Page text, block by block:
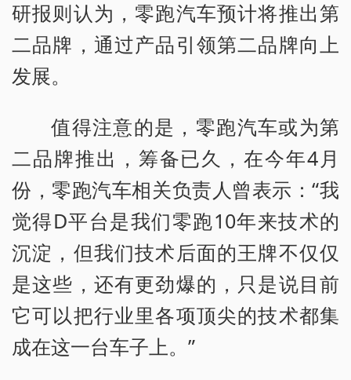
研报则认为，零跑汽车预计将推出第
二品牌，通过产品引领第二品牌向上
发展。
值得注意的是，零跑汽车或为第
二品牌推出，筹备已久，在今年4月
份，零跑汽车相关负责人曾表示：“我
觉得D平台是我们零跑10年来技术的
沉淀，但我们技术后面的王牌不仅仅
是这些，还有更劲爆的，只是说目前
它可以把行业里各项顶尖的技术都集
成在这一台车子上。”